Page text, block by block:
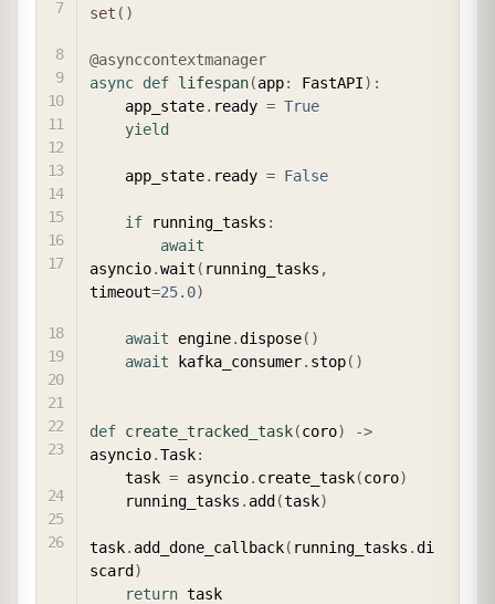
set ( )
@asynccontextmanager
async def lifespan(app: FastAPI) :
    app_state
. ready = True
yield
    app_state
. ready = False
if running_tasks :
await
asyncio.wait ( running_tasks ,
timeout=25.0)
await engine.dispose( )
await kafka_consumer. stop( )
def create_tracked_task(coro) ->
asyncio.Task:
    task
= asyncio. create_task(coro)
    running_tasks
. add (task)
task. add_done_callback( running_tasks .di
scard )
return